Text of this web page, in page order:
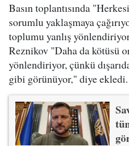
Basın toplantısında
sorumlu yaklaşmaya
toplumu yanlış
Reznikov "Daha da kötüsü
yönlendiriyor, çünkü
gibi görünüyor," diye ekledi.